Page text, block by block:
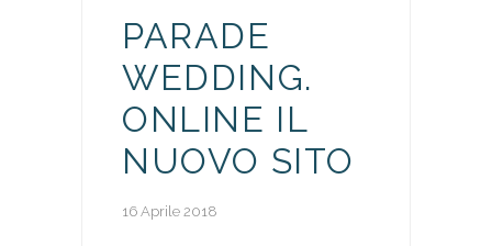
PARADE
WEDDING.
ONLINE IL
NUOVO SITO
16 Aprile 2018